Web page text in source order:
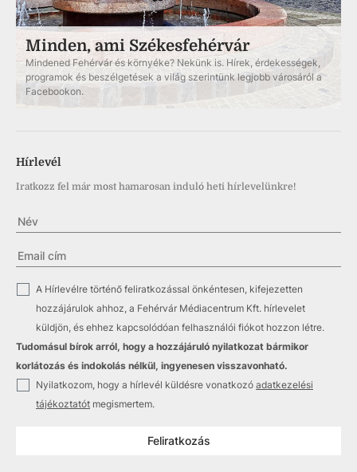
Minden, ami Székesfehérvár
Mindened Fehérvár és környéke? Nekünk is. Hírek, érdekességek,
programok és beszélgetések a világ szerintünk legjobb városáról a
Facebookon.
Hírlevél
Iratkozz fel már most hamarosan induló heti hírlevelünkre!
A Hírlevélre történő feliratkozással önkéntesen, kifejezetten
hozzájárulok ahhoz, a Fehérvár Médiacentrum Kft. hírlevelet
küldjön, és ehhez kapcsolódóan felhasználói fiókot hozzon létre.
Tudomásul bírok arról, hogy a hozzájáruló nyilatkozat bármikor
korlátozás és indokolás nélkül, ingyenesen visszavonható.
Nyilatkozom, hogy a hírlevél küldésre vonatkozó adatkezelési
tájékoztatót megismertem.
Feliratkozás